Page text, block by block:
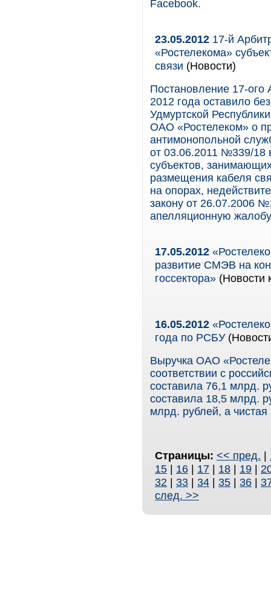
Facebook.
23.05.2012 17-й
«Ростелекома»
связи (Новости)
Постановление 17-ого
2012 года оставило
Удмуртской
ОАО «Ростелеком» о
антимонопольной
от 03.06.2011 №339/18
субъектов,
размещения кабеля
на опорах,
закону от 26.07.2006
апелляционную
17.05.2012
развитие СМЭВ на
госсектора» (Новости
16.05.2012
года по РСБУ
Выручка ОАО
соответствии с
составила 76,1 млрд.
составила 18,5 млрд.
млрд. рублей, а
Страницы: << пред. |
15 | 16 | 17 | 18 | 19 |
32 | 33 | 34 | 35 | 36 |
след. >>